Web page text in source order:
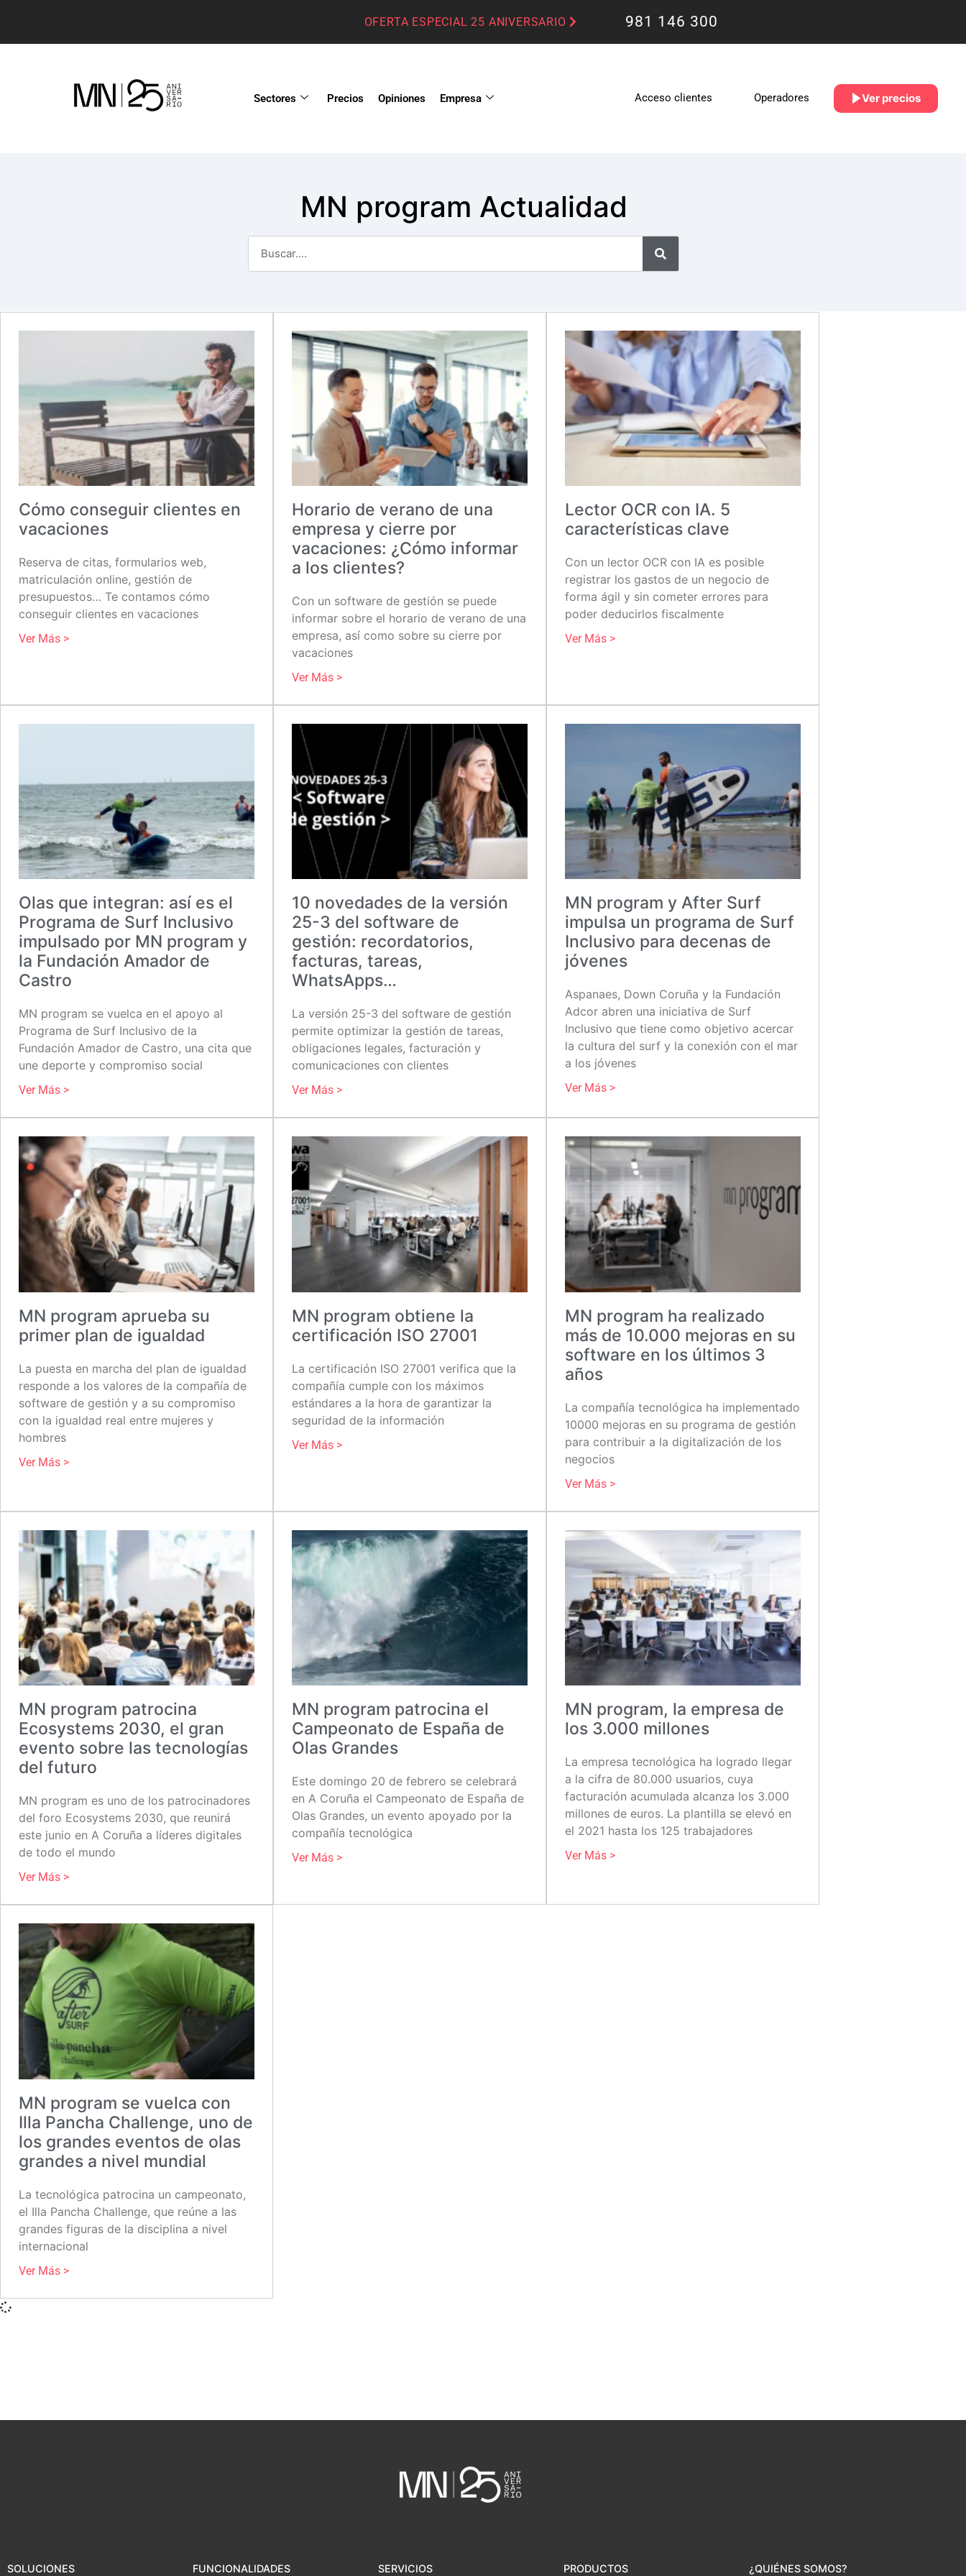
OFERTA ESPECIAL 25 ANIVERSARIO 981 146 300
Sectores Precios Opiniones Empresa Acceso clientes Operadores Ver precios
MN program Actualidad
Cómo conseguir clientes en
vacaciones
Reserva de citas, formularios web,
matriculación online, gestión de
presupuestos… Te contamos cómo
conseguir clientes en vacaciones
Ver Más >
Horario de verano de una
empresa y cierre por
vacaciones: ¿Cómo informar
a los clientes?
Con un software de gestión se puede
informar sobre el horario de verano de una
empresa, así como sobre su cierre por
vacaciones
Ver Más >
Lector OCR con IA. 5
características clave
Con un lector OCR con IA es posible
registrar los gastos de un negocio de
forma ágil y sin cometer errores para
poder deducirlos fiscalmente
Ver Más >
Olas que integran: así es el
Programa de Surf Inclusivo
impulsado por MN program y
la Fundación Amador de
Castro
MN program se vuelca en el apoyo al
Programa de Surf Inclusivo de la
Fundación Amador de Castro, una cita que
une deporte y compromiso social
Ver Más >
10 novedades de la versión
25-3 del software de
gestión: recordatorios,
facturas, tareas,
WhatsApps…
La versión 25-3 del software de gestión
permite optimizar la gestión de tareas,
obligaciones legales, facturación y
comunicaciones con clientes
Ver Más >
MN program y After Surf
impulsa un programa de Surf
Inclusivo para decenas de
jóvenes
Aspanaes, Down Coruña y la Fundación
Adcor abren una iniciativa de Surf
Inclusivo que tiene como objetivo acercar
la cultura del surf y la conexión con el mar
a los jóvenes
Ver Más >
MN program aprueba su
primer plan de igualdad
La puesta en marcha del plan de igualdad
responde a los valores de la compañía de
software de gestión y a su compromiso
con la igualdad real entre mujeres y
hombres
Ver Más >
MN program obtiene la
certificación ISO 27001
La certificación ISO 27001 verifica que la
compañía cumple con los máximos
estándares a la hora de garantizar la
seguridad de la información
Ver Más >
MN program ha realizado
más de 10.000 mejoras en su
software en los últimos 3
años
La compañía tecnológica ha implementado
10000 mejoras en su programa de gestión
para contribuir a la digitalización de los
negocios
Ver Más >
MN program patrocina
Ecosystems 2030, el gran
evento sobre las tecnologías
del futuro
MN program es uno de los patrocinadores
del foro Ecosystems 2030, que reunirá
este junio en A Coruña a líderes digitales
de todo el mundo
Ver Más >
MN program patrocina el
Campeonato de España de
Olas Grandes
Este domingo 20 de febrero se celebrará
en A Coruña el Campeonato de España de
Olas Grandes, un evento apoyado por la
compañía tecnológica
Ver Más >
MN program, la empresa de
los 3.000 millones
La empresa tecnológica ha logrado llegar
a la cifra de 80.000 usuarios, cuya
facturación acumulada alcanza los 3.000
millones de euros. La plantilla se elevó en
el 2021 hasta los 125 trabajadores
Ver Más >
MN program se vuelca con
Illa Pancha Challenge, uno de
los grandes eventos de olas
grandes a nivel mundial
La tecnológica patrocina un campeonato,
el Illa Pancha Challenge, que reúne a las
grandes figuras de la disciplina a nivel
internacional
Ver Más >
SOLUCIONES FUNCIONALIDADES SERVICIOS PRODUCTOS ¿QUIÉNES SOMOS?